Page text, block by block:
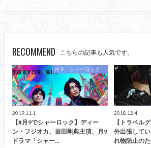
RECOMMEND こちらの記事も人気です。
月９「シャーロック」
2019.11.1
【#月9でシャーロック】ディー
ン・フジオカ、岩田剛典主演、月9
ドラマ「シャー…
2018.12.4
【トラベル
外出張して
れ物防止の